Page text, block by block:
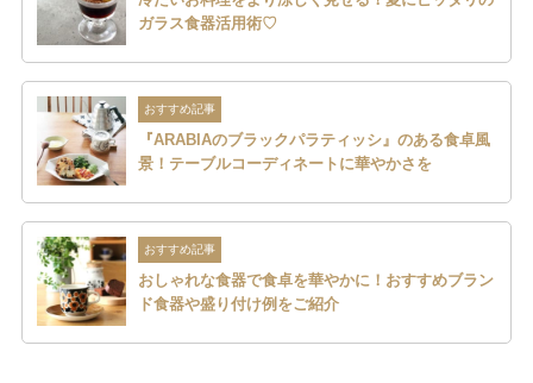
ガラス食器活用術♡
おすすめ記事
『ARABIAのブラックパラティッシ』のある食卓風
景！テーブルコーディネートに華やかさを
おすすめ記事
おしゃれな食器で食卓を華やかに！おすすめブラン
ド食器や盛り付け例をご紹介